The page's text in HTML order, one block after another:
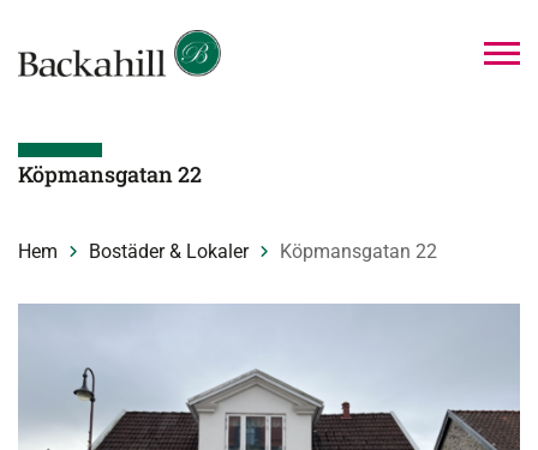
Köpmansgatan 22
Hem Bostäder & Lokaler Köpmansgatan 22